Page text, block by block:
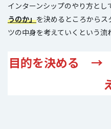
インターンシップのやり方とし
うのか」を決めるところから
ツの中身を考えていくという流
目的を決める →